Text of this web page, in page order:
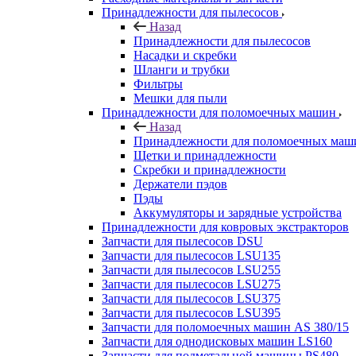
Принадлежности для пылесосов
Назад
Принадлежности для пылесосов
Насадки и скребки
Шланги и трубки
Фильтры
Мешки для пыли
Принадлежности для поломоечных машин
Назад
Принадлежности для поломоечных
Щетки и принадлежности
Скребки и принадлежности
Держатели пэдов
Пэды
Аккумуляторы и зарядные устройства
Принадлежности для ковровых экстракторов
Запчасти для пылесосов DSU
Запчасти для пылесосов LSU135
Запчасти для пылесосов LSU255
Запчасти для пылесосов LSU275
Запчасти для пылесосов LSU375
Запчасти для пылесосов LSU395
Запчасти для поломоечных машин AS 380/15
Запчасти для однодисковых машин LS160